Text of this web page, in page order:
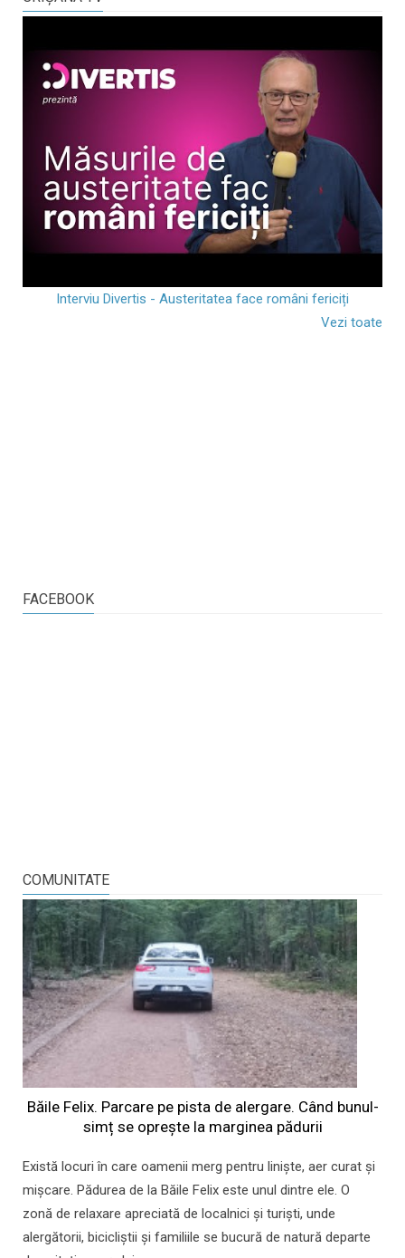
Interviu Divertis - Austeritatea face români fericiți
Vezi toate
FACEBOOK
COMUNITATE
Băile Felix. Parcare pe pista de alergare. Când bunul-
simț se oprește la marginea pădurii
Există locuri în care oamenii merg pentru liniște, aer curat și
mișcare. Pădurea de la Băile Felix este unul dintre ele. O
zonă de relaxare apreciată de localnici și turiști, unde
alergătorii, bicicliștii și familiile se bucură de natură departe